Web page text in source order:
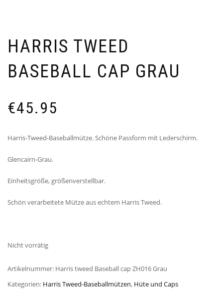
HARRIS TWEED
BASEBALL CAP GRAU
€45.95
Harris-Tweed-Baseballmütze. Schöne Passform mit Lederschirm.
Glencairn-Grau.
Einheitsgröße, größenverstellbar.
Schön verarbeitete Mütze aus echtem Harris Tweed.
Nicht vorrätig
Artikelnummer: Harris tweed Baseball cap ZH016 Grau
Kategorien: Harris Tweed-Baseballmützen, Hüte und Caps